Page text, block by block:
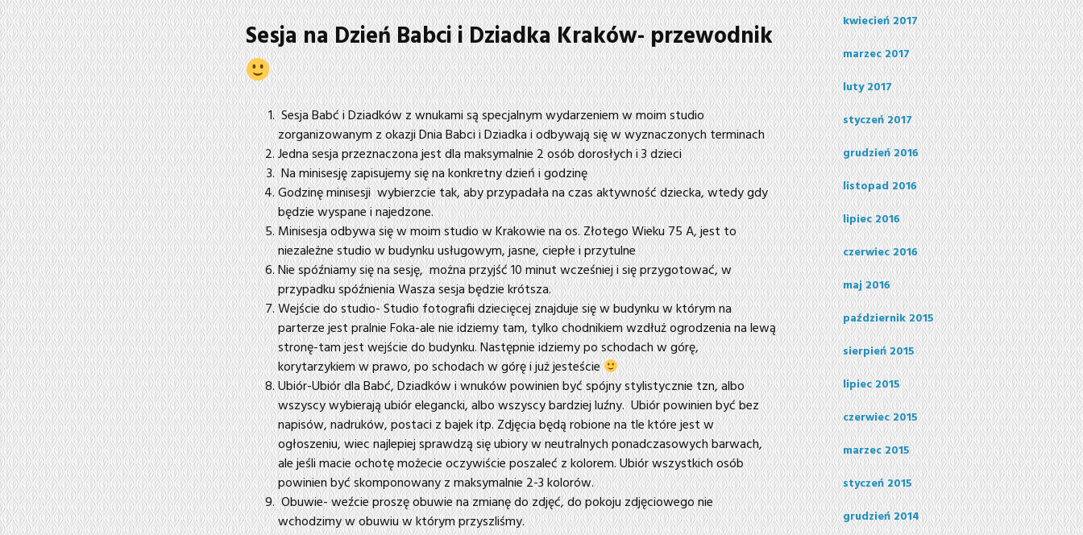
Sesja na Dzień Babci i Dziadka Kraków- przewodnik
Sesja Babć i Dziadków z wnukami są specjalnym wydarzeniem w moim studio
zorganizowanym z okazji Dnia Babci i Dziadka i odbywają się w wyznaczonych terminach
Jedna sesja przeznaczona jest dla maksymalnie 2 osób dorosłych i 3 dzieci
Na minisesję zapisujemy się na konkretny dzień i godzinę
Godzinę minisesji wybierzcie tak, aby przypadała na czas aktywność dziecka, wtedy gdy
będzie wyspane i najedzone.
Minisesja odbywa się w moim studio w Krakowie na os. Złotego Wieku 75 A, jest to
niezależne studio w budynku usługowym, jasne, ciepłe i przytulne
Nie spóźniamy się na sesję, można przyjść 10 minut wcześniej i się przygotować, w
przypadku spóźnienia Wasza sesja będzie krótsza.
Wejście do studio- Studio fotografii dziecięcej znajduje się w budynku w którym na
parterze jest pralnie Foka-ale nie idziemy tam, tylko chodnikiem wzdłuż ogrodzenia na lewą
stronę-tam jest wejście do budynku. Następnie idziemy po schodach w górę,
korytarzykiem w prawo, po schodach w górę i już jesteście
Ubiór-Ubiór dla Babć, Dziadków i wnuków powinien być spójny stylistycznie tzn, albo
wszyscy wybierają ubiór elegancki, albo wszyscy bardziej luźny. Ubiór powinien być bez
napisów, nadruków, postaci z bajek itp. Zdjęcia będą robione na tle które jest w
ogłoszeniu, wiec najlepiej sprawdzą się ubiory w neutralnych ponadczasowych barwach,
ale jeśli macie ochotę możecie oczywiście poszaleć z kolorem. Ubiór wszystkich osób
powinien być skomponowany z maksymalnie 2-3 kolorów.
Obuwie- weźcie proszę obuwie na zmianę do zdjęć, do pokoju zdjęciowego nie
wchodzimy w obuwiu w którym przyszliśmy.
kwiecień 2017
marzec 2017
luty 2017
styczeń 2017
grudzień 2016
listopad 2016
lipiec 2016
czerwiec 2016
maj 2016
październik 2015
sierpień 2015
lipiec 2015
czerwiec 2015
marzec 2015
styczeń 2015
grudzień 2014